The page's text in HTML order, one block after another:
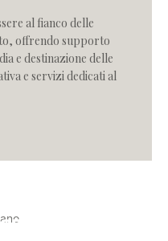
al fianco delle
offrendo supporto
e destinazione delle
e servizi dedicati al